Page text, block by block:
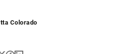
Colorado